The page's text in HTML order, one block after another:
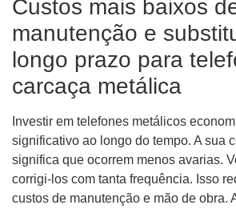
Custos mais baixos
manutenção e
longo prazo para
carcaça metálica
Investir em telefones metálicos
significativo ao longo do tempo. A sua
significa que ocorrem menos avarias.
corrigi-los com tanta frequência. Isso
custos de manutenção e mão de obra.